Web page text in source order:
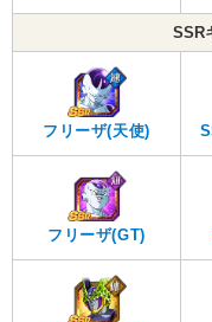
SSR
フリーザ(天使)
フリーザ(GT)